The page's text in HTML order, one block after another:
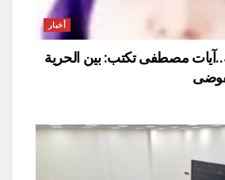
أخبار
مصطفى تكتب: بين الحرية